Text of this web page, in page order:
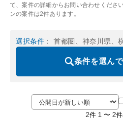
て、案件の詳細からお問い合わせくださ
ンの案件は2件あります。
選択条件 ： 首都圏、神奈川県、
条件を選ん
2件 1 〜 2